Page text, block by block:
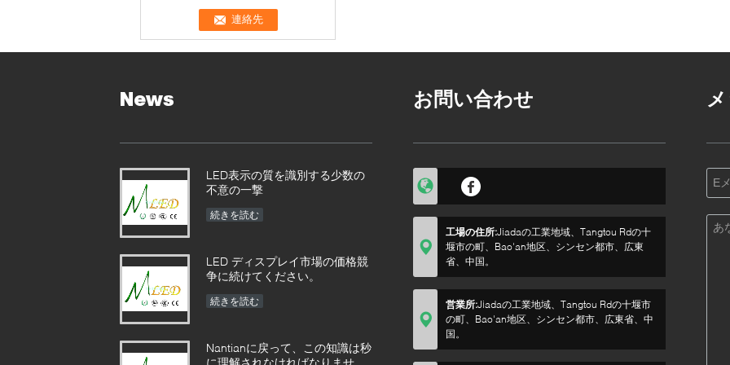
News
LED表示の質を識別する少数の
不意の一撃
続きを読む
LED ディスプレイ市場の価格競
争に続けてください。
続きを読む
Nantianに戻って、この知識は秒
に理解されなければなりません
お問い合わせ
工場の住所:Jiadaの工業地域、Tangtou Rdの十
堰市の町、Bao'an地区、シンセン都市、広東
省、中国。
営業所:Jiadaの工業地域、Tangtou Rdの十堰市
の町、Bao'an地区、シンセン都市、広東省、中
国。